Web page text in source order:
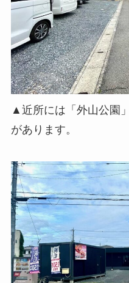
▲近所には「外山公園
があります。